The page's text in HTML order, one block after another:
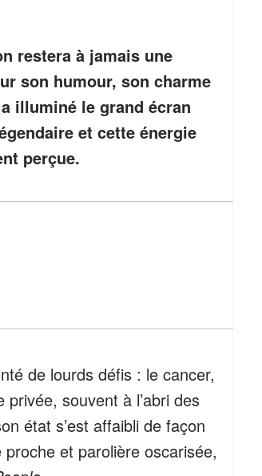
restera à jamais une
son humour, son charme
illuminé le grand écran
et cette énergie
perçue.
de lourds défis : le cancer,
souvent à l’abri des
état s’est affaibli de façon
et parolière oscarisée,